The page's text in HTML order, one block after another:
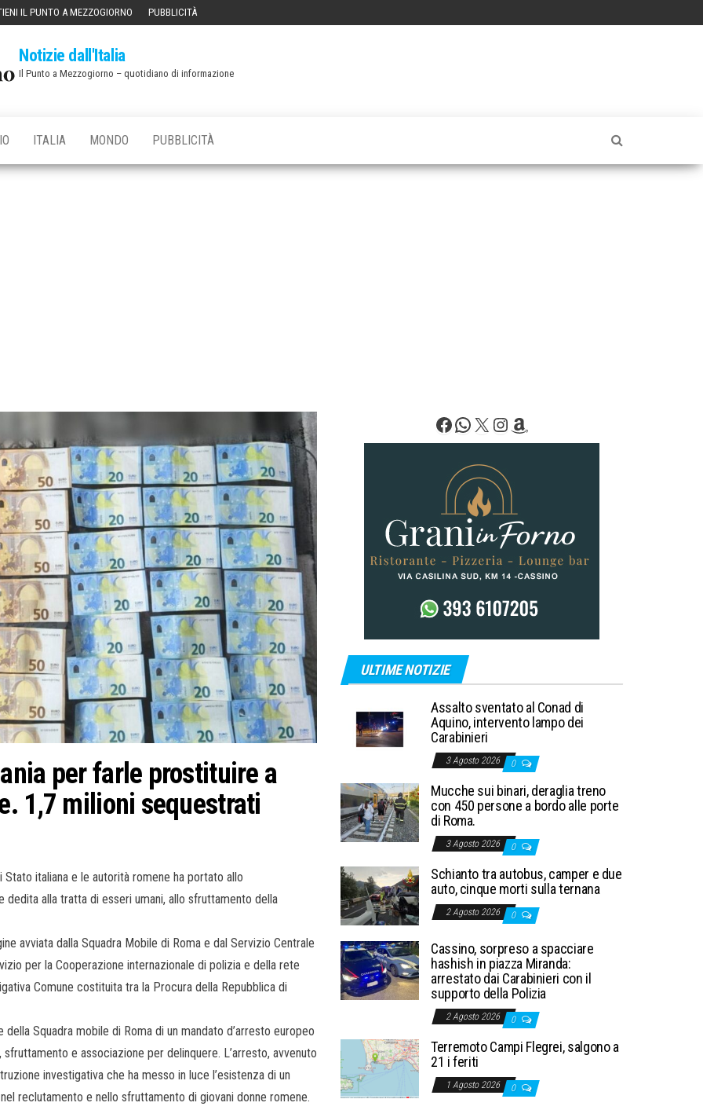
IL PUNTO A MEZZOGIORNO PUBBLICITÀ
Notizie dall'Italia
Il Punto a Mezzogiorno – quotidiano di informazione
ITALIA MONDO PUBBLICITÀ
per farle prostituire a
1,7 milioni sequestrati
italiana e le autorità romene ha portato allo
alla tratta di esseri umani, allo sfruttamento della
avviata dalla Squadra Mobile di Roma e dal Servizio Centrale
per la Cooperazione internazionale di polizia e della rete
Comune costituita tra la Procura della Repubblica di
Squadra mobile di Roma di un mandato d’arresto europeo
e associazione per delinquere. L’arresto, avvenuto
investigativa che ha messo in luce l’esistenza di un
reclutamento e nello sfruttamento di giovani donne romene.
Facebook
WhatsApp
X Instagram
Amazon
ULTIME NOTIZIE
Assalto sventato al Conad di
Aquino, intervento lampo dei
Carabinieri
3 Agosto 2026 0
Mucche sui binari, deraglia treno
con 450 persone a bordo alle porte
di Roma.
3 Agosto 2026 0
Schianto tra autobus, camper e due
auto, cinque morti sulla ternana
2 Agosto 2026 0
Cassino, sorpreso a spacciare
hashish in piazza Miranda:
arrestato dai Carabinieri con il
supporto della Polizia
2 Agosto 2026 0
Terremoto Campi Flegrei, salgono a
21 i feriti
1 Agosto 2026 0